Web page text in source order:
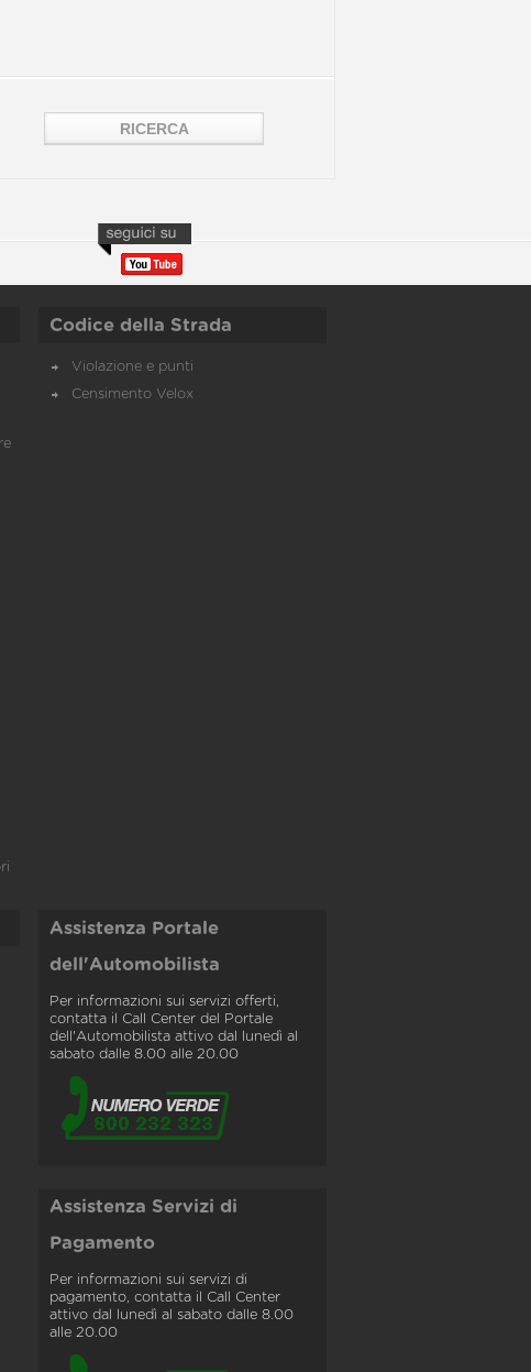
Codice della Strada
Violazione e punti
Censimento Velox
Assistenza Portale
dell'Automobilista
Per informazioni sui servizi offerti,
contatta il Call Center del Portale
dell'Automobilista attivo dal lunedì al
sabato dalle 8.00 alle 20.00
Assistenza Servizi di
Pagamento
Per informazioni sui servizi di
pagamento, contatta il Call Center
attivo dal lunedì al sabato dalle 8.00
alle 20.00